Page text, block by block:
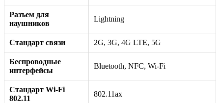
Разъем для
наушников
Lightning
Стандарт связи 2G, 3G, 4G LTE, 5G
Беспроводные
интерфейсы
Bluetooth, NFC, Wi-Fi
Стандарт Wi-Fi
802.11
802.11ax